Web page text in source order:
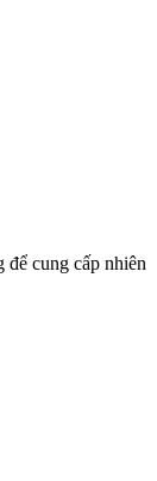
để cung cấp nhiên